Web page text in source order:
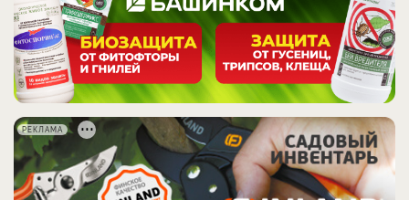
РЕКЛАМА